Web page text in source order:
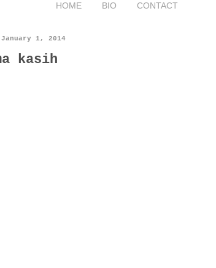
HOME BIO CONTACT
January 1, 2014
kasih